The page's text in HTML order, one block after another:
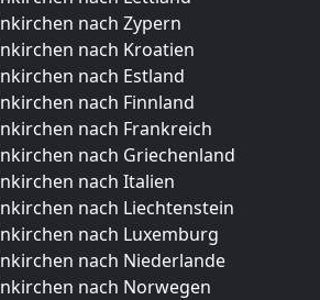
nach Zypern
nach Kroatien
nach Estland
nach Finnland
nach Frankreich
nach Griechenland
nach Italien
nach Liechtenstein
nach Luxemburg
nach Niederlande
nach Norwegen